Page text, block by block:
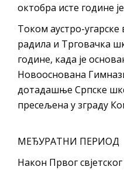
октобра исте године
Током аустро-угарске
радила и Трговачка
године, када је
Новооснована
дотадашње Српске
пресељена у зграду
МЕЂУРАТНИ ПЕРИОД
Након Првог